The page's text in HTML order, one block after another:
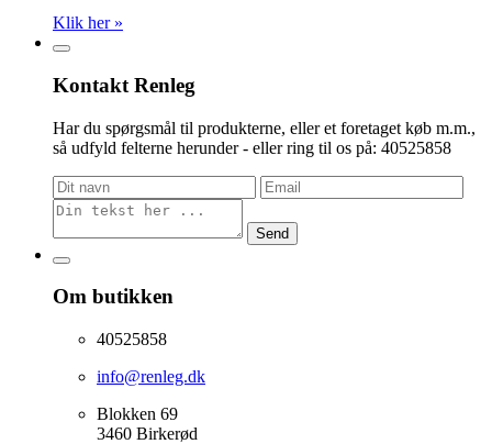
Klik her »
Kontakt Renleg
Har du spørgsmål til produkterne, eller et foretaget køb m.m.,
så udfyld felterne herunder - eller ring til os på: 40525858
Send
Om butikken
40525858
info@renleg.dk
Blokken 69
3460 Birkerød